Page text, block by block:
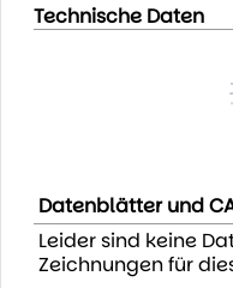
Technische Daten
Datenblätter und
Leider sind keine
Zeichnungen für